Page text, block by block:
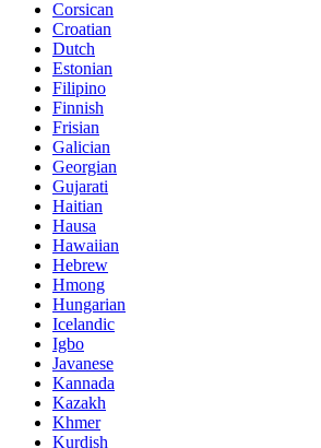
Corsican
Croatian
Dutch
Estonian
Filipino
Finnish
Frisian
Galician
Georgian
Gujarati
Haitian
Hausa
Hawaiian
Hebrew
Hmong
Hungarian
Icelandic
Igbo
Javanese
Kannada
Kazakh
Khmer
Kurdish